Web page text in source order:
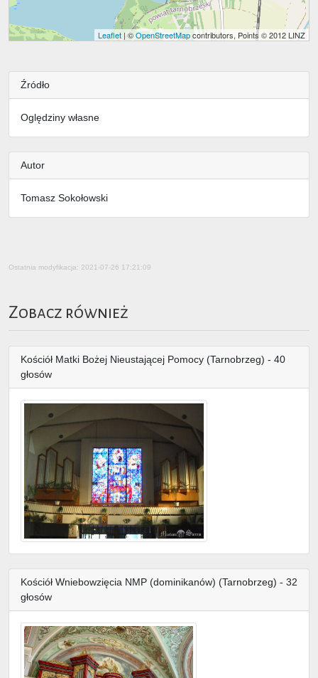
Leaflet| ©OpenStreetMapcontributors, Points © 2012 LINZ
Źródło
Oględziny własne
Autor
Tomasz Sokołowski
Ostatnia modyfikacja: 2021-07-26 17:21:09
Zobacz również
Kościół Matki Bożej Nieustającej Pomocy (Tarnobrzeg) - 40
głosów
Kościół Wniebowzięcia NMP (dominikanów) (Tarnobrzeg) - 32
głosów